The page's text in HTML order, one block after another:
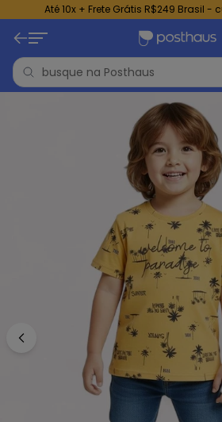
Até 10x + Frete Grátis R$249 Brasil -